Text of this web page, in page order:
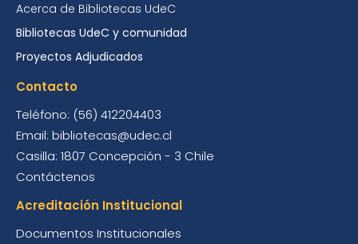
Acerca de Bibliotecas UdeC
Bibliotecas UdeC y comunidad
Proyectos Adjudicados
Contacto
Teléfono: (56) 412204403
Email: bibliotecas@udec.cl
Casilla: 1807 Concepción - 3 Chile
Contáctenos
Acreditación Institucional
Documentos Institucionales